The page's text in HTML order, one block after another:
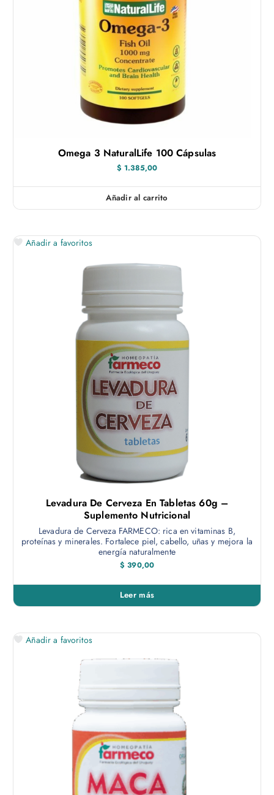
Omega 3 NaturalLife 100 Cápsulas
$ 1.385,00
Añadir al carrito
Añadir a favoritos
Levadura De Cerveza En Tabletas 60g –
Suplemento Nutricional
Levadura de Cerveza FARMECO: rica en vitaminas B,
proteínas y minerales. Fortalece piel, cabello, uñas y mejora la
energía naturalmente
$ 390,00
Leer más
Añadir a favoritos